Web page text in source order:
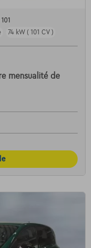
74 kW ( 101 CV )
mensualité de